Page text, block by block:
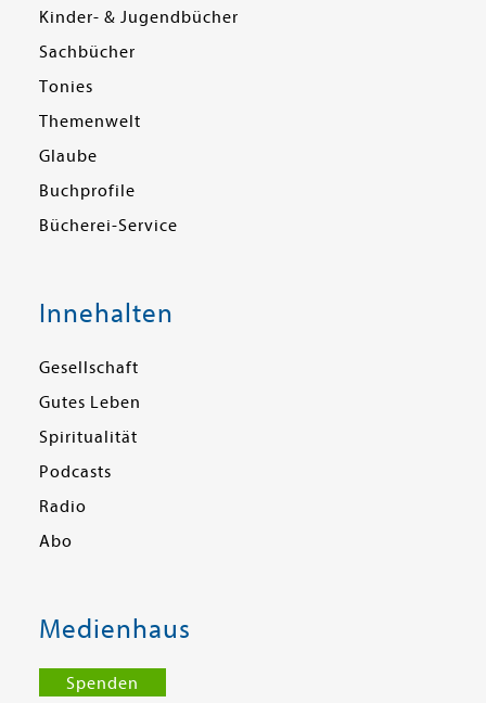
Kinder- & Jugendbücher
Sachbücher
Tonies
Themenwelt
Glaube
Buchprofile
Bücherei-Service
Innehalten
Gesellschaft
Gutes Leben
Spiritualität
Podcasts
Radio
Abo
Medienhaus
Spenden